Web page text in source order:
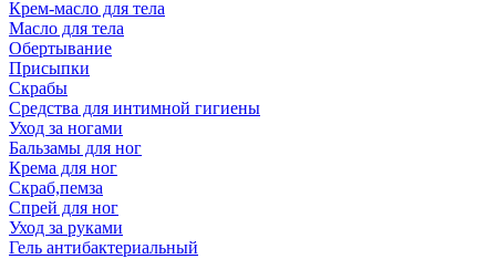
Крем-масло для тела
Масло для тела
Обертывание
Присыпки
Скрабы
Средства для интимной гигиены
Уход за ногами
Бальзамы для ног
Крема для ног
Скраб,пемза
Спрей для ног
Уход за руками
Гель антибактериальный